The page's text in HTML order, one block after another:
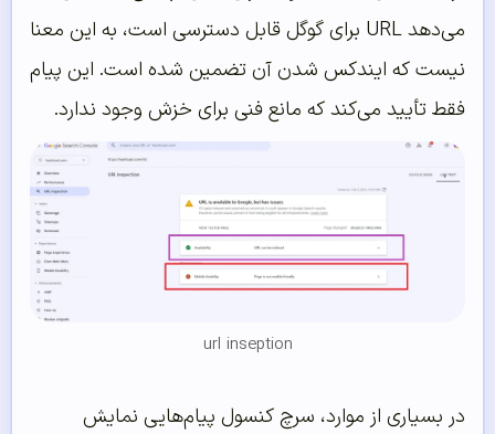
می‌دهد URL برای گوگل قابل دسترسی است، به این معنا
نیست که ایندکس شدن آن تضمین شده است. این پیام
فقط تأیید می‌کند که مانع فنی برای خزش وجود ندارد.
url inseption
در بسیاری از موارد، سرچ کنسول پیام‌هایی نمایش